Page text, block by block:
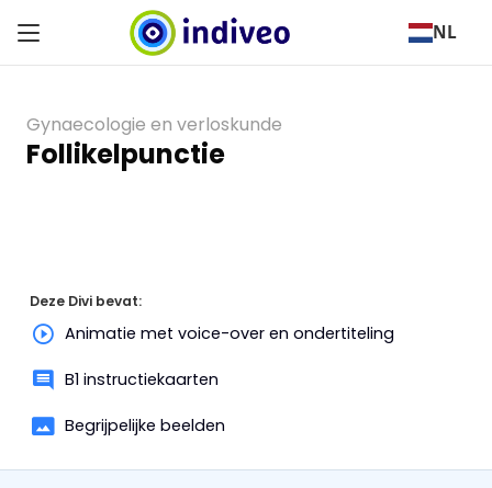
NL
Gynaecologie en verloskunde
Follikelpunctie
Deze Divi bevat:
Animatie met voice-over en ondertiteling
B1 instructiekaarten
Begrijpelijke beelden